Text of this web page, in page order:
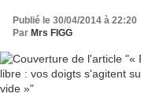
Publié le 30/04/2014 à 22:20
Par Mrs FIGG